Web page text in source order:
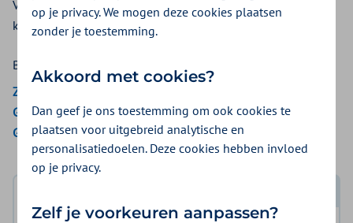
Vitaal kunt u een vergoeding voor uitgestelde kraamzorg
krijgen vanuit de aanvullende verzekering.
Bekijk de vergoedingen van:
Zilveren Kruis
Gemeenten Optimaal
Gemeente Amsterdam
op je privacy. We mogen deze cookies plaatsen
zonder je toestemming.
Akkoord met cookies?
Dan geef je ons toestemming om ook cookies te
plaatsen voor uitgebreid analytische en
personalisatiedoelen. Deze cookies hebben invloed
op je privacy.
Zelf je voorkeuren aanpassen?